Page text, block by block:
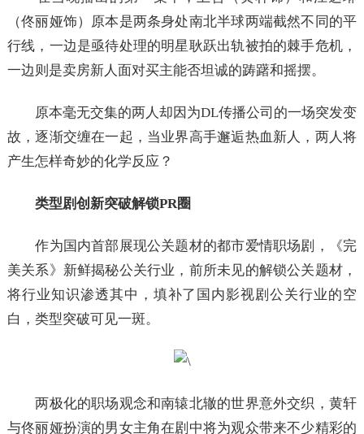
（佟丽娅饰）原本是两条身处南北半球两端截然不同的平
行线，一边是亟待处理的明星耿跃出轨被拍的棘手危机，
一边则是卖房新人面对买主能否坦诚的踌躇和摇摆。
原本毫无交集的两人却因为DL传播公司的一场突发变
故，逐渐交缠在一起，当业界高手邂逅热血新人，两人将
产生怎样奇妙的化学反应？
类型剧创新突破解锁PR圈
作为国内首部展现公关题材的都市爱情职场剧，《完
美关系》新鲜揭秘公关行业，前所未见的解锁公关题材，
将行业知识渗透其中，填补了国内影视剧公关行业的空
白，类型突破可见一斑。
两极化的职场观念和南辕北辙的世界意外交织，黄轩
与佟丽娅扮演的男女主角在剧中将为观众带来不少精彩的